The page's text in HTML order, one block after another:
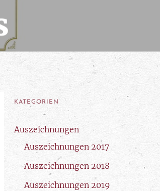
KATEGORIEN
Auszeichnungen
Auszeichnungen 2017
Auszeichnungen 2018
Auszeichnungen 2019